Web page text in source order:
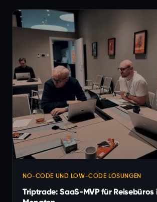
NO-CODE UND LOW-CODE LÖSUNGEN
Triptrade: SaaS-MVP für Reisebüros